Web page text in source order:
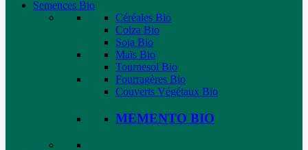
Semences Bio
Céréales Bio
Colza Bio
Soja Bio
Maïs Bio
Tournesol Bio
Fourragères Bio
Couverts Végétaux Bio
MEMENTO BIO